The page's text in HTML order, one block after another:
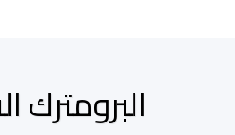
البرومترك